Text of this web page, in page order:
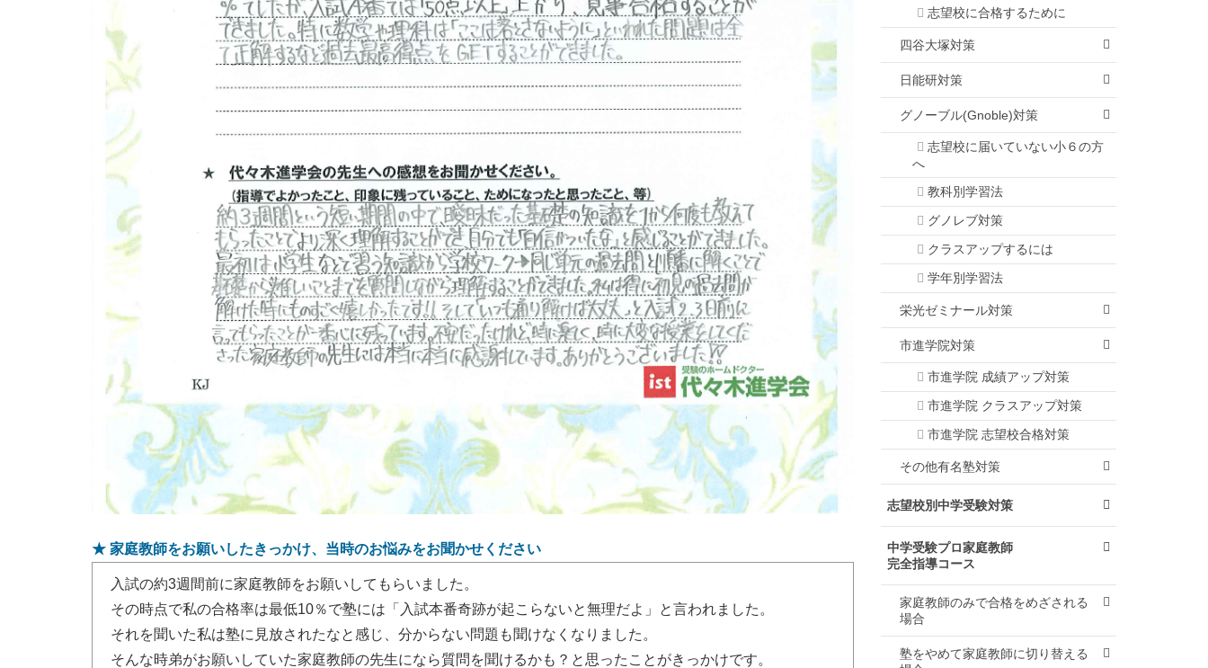
★ 家庭教師をお願いしたきっかけ、当時のお悩みをお聞かせください
入試の約3週間前に家庭教師をお願いしてもらいました。
その時点で私の合格率は最低10％で塾には「入試本番奇跡が起こらないと無理だよ」と言われました。
それを聞いた私は塾に見放されたなと感じ、分からない問題も聞けなくなりました。
そんな時弟がお願いしていた家庭教師の先生になら質問を聞けるかも？と思ったことがきっかけです。
志望校に合格するために
四谷大塚対策
日能研対策
グノーブル(Gnoble)対策
志望校に届いていない小６の方
へ
教科別学習法
グノレブ対策
クラスアップするには
学年別学習法
栄光ゼミナール対策
市進学院対策
市進学院 成績アップ対策
市進学院 クラスアップ対策
市進学院 志望校合格対策
その他有名塾対策
志望校別中学受験対策
中学受験プロ家庭教師
完全指導コース
家庭教師のみで合格をめざされる
場合
塾をやめて家庭教師に切り替える